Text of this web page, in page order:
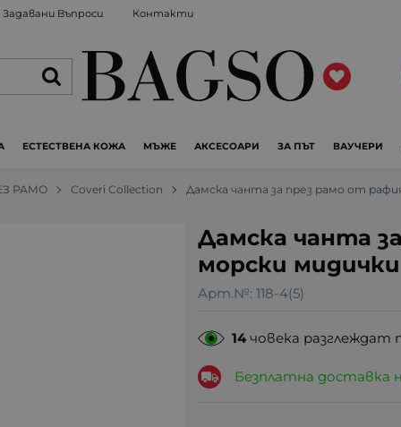
Въпроси Контакти
ЕСТЕСТВЕНА КОЖА МЪЖЕ АКСЕСОАРИ ЗА ПЪТ ВАУЧЕРИ
РАМО Coveri Collection Дамска чанта за през рамо от
Дамска чанта
морски
Арт.№: 118-4(5)
14човека
Безплатна доставка